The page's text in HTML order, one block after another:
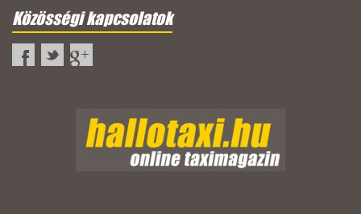
Közösségi kapcsolatok